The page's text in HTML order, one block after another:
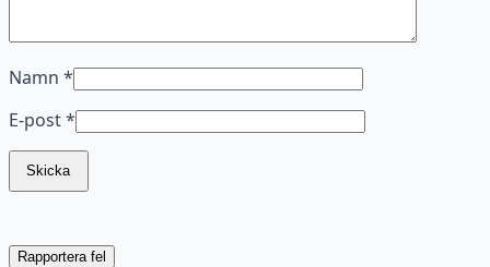
Namn *
E-post*
Rapportera fel